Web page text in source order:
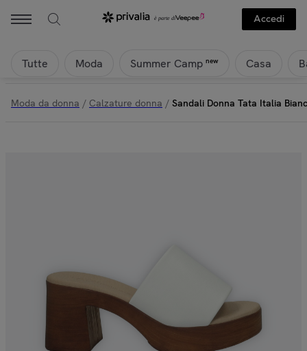
Accedi
Tutte Moda Summer Camp new Casa
Moda da donna / Calzature donna / Sandali Donna Tata Italia